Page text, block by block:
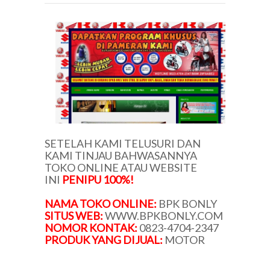
SETELAH KAMI TELUSURI DAN
KAMI TINJAU BAHWASANNYA
TOKO ONLINE ATAU WEBSITE
INI PENIPU 100%!
NAMA TOKO ONLINE: BPK BONLY
SITUS WEB:WWW.BPKBONLY.COM
NOMOR KONTAK: 0823-4704-2347
PRODUK YANG DIJUAL: MOTOR